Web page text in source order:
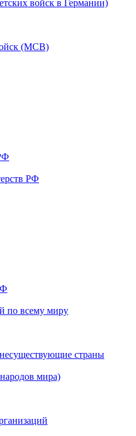
войск в Германии)
(МСВ)
РФ
по всему миру
страны
мира)